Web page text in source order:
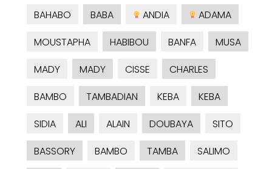
BAHABO
BABA ANDIA
ADAMA
MOUSTAPHA
HABIBOU BANFA
MUSA
MADY
MADY CISSE
CHARLES
BAMBO
TAMBADIAN KEBA
KEBA
SIDIA
ALI ALAIN DOUBAYA
SITO
BASSORY
BAMBO TAMBA
SALIMO